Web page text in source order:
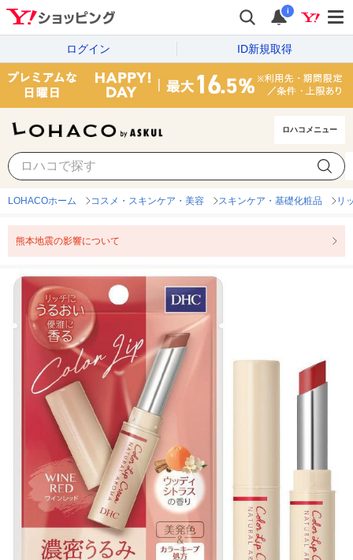
i
ログイン ID新規取得
ロハコメニュー
LOHACOホーム コスメ・スキンケア・美容 スキンケア・基礎化粧品 リ
熊本地震の影響について